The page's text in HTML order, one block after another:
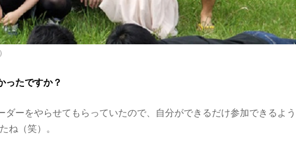
ったですか？
ーをやらせてもらっていたので、自分ができるだけ参加できるよう
ね（笑）。